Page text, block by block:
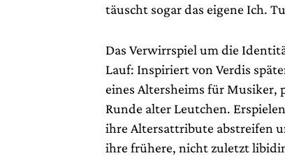
täuscht sogar das eigene Ich.
Das Verwirrspiel um die
Lauf: Inspiriert von Verdis
eines Altersheims für Musiker,
Runde alter Leutchen.
ihre Altersattribute abstreifen
ihre frühere, nicht zuletzt